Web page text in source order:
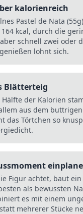
kalorienreich
Pastel de Nata
kcal, durch die
schnell zwei oder
lohnt sich.
Blätterteig
Hälfte der Kalorien
aus dem
das Törtchen so
Figur achtet, baut ein
als bewussten
es mit einem
mehrerer Stücke